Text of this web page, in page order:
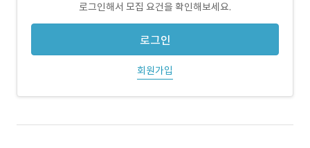
로그인해서 모집 요건을 확인해보세요.
로그인
회원가입